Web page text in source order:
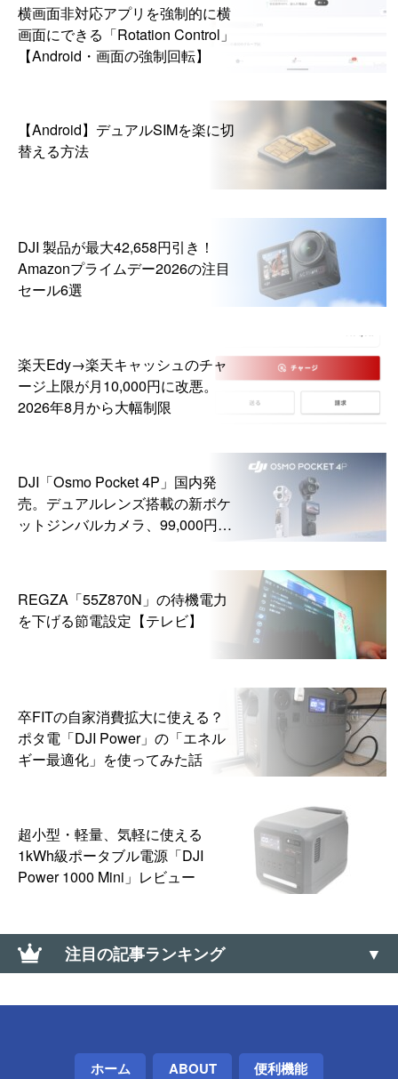
横画面非対応アプリを強制的に横
画面にできる「Rotation Control」
【Android・画面の強制回転】
【Android】デュアルSIMを楽に切
替える方法
DJI 製品が最大42,658円引き！
Amazonプライムデー2026の注目
セール6選
楽天Edy→楽天キャッシュのチャ
ージ上限が月10,000円に改悪。
2026年8月から大幅制限
DJI「Osmo Pocket 4P」国内発
売。デュアルレンズ搭載の新ポケ
ットジンバルカメラ、99,000円か
REGZA「55Z870N」の待機電力
を下げる節電設定【テレビ】
卒FITの自家消費拡大に使える？
ポタ電「DJI Power」の「エネル
ギー最適化」を使ってみた話
超小型・軽量、気軽に使える
1kWh級ポータブル電源「DJI
Power 1000 Mini」レビュー
注目の記事ランキング
【ドミノ・ピザ】Lサイズ半額クーポンが当たる「ミ
ホーム ABOUT 便利機能